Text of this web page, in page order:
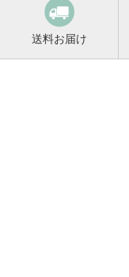
送料お届け